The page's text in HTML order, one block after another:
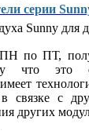
серии
Sunny для
по ПТ,
что это
в связке с
других